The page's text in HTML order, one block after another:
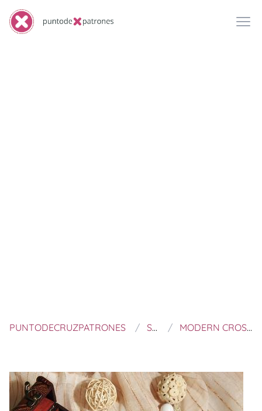
PUNTODECRUZPATRONES STITCHING LAND MODERN CROSS STITCH PATTERN POINT DE CROIX FLORAL